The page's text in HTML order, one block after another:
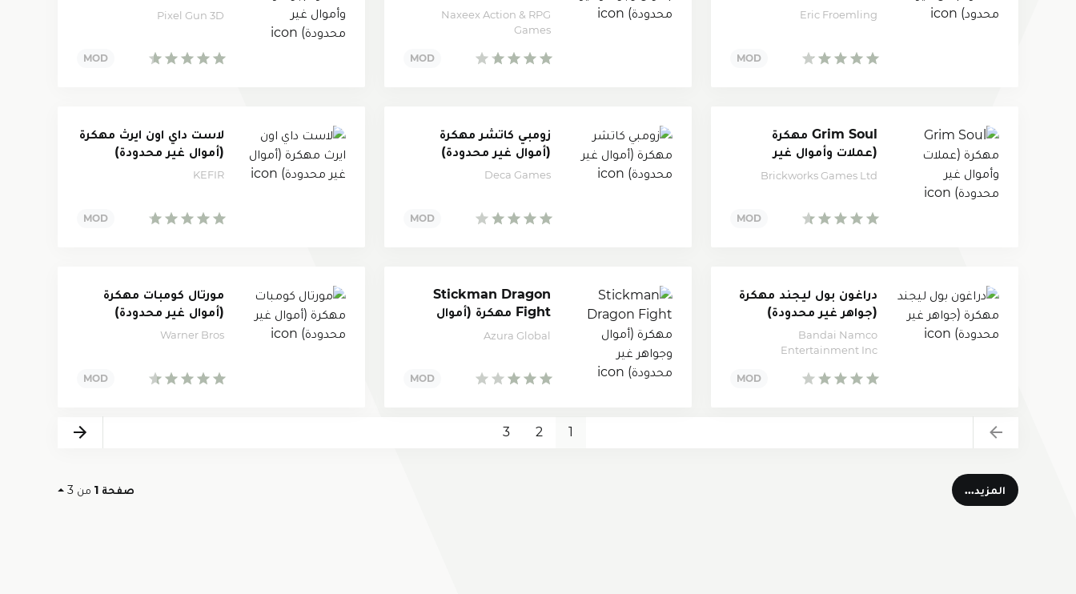
Eric Froemling
Naxeex Action & RPG
Games
محدودة)
Pixel Gun 3D
Grim Soul مهكرة
(عملات وأموال غير
محدودة)
Brickworks Games Ltd
زومبي كاتشر مهكرة
(أموال غير محدودة)
Deca Games
لاست داي اون ايرث مهكرة
(أموال غير محدودة)
KEFIR
دراغون بول ليجند مهكرة
(جواهر غير محدودة)
Bandai Namco
Entertainment Inc
Stickman Dragon
Fight مهكرة (أموال
وجواهر غير محدودة)
Azura Global
مورتال كومبات مهكرة
(أموال غير محدودة)
Warner Bros
1
2
3
المزيد... صفحة 1 من 3